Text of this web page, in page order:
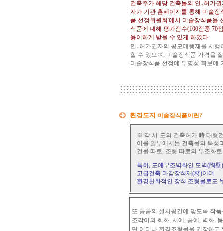
건축주가 해당 건축물의 인․허가
자가 기관 홈페이지를 통해 미술장
품 선정위원회'에서 미술장식품을
식품에 대해 평가점수(100점중 70
용이하게 받을 수 있게 하였다.
인․허가권자의 공모대행제를 시
할 수 있으며, 미술장식품 가격을
미술장식품 선정에 투명성 확보에
환경도자 미술장식품이란?
※ 각 시·도의 건축허가 時 대형
이를 일부에서는 건축물의 특성
건물 따로, 조형 따로의 부조화
특히, 도예부조벽화인 도벽(陶
고급건축 마감장식재(材)이며,
환경친화적인 장식 조형물로도
또 공공의 설치공간에 맞도록 작
조각이외 회화, 서예, 공예, 벽화,
면 어디나 환경조형물을 권장하고